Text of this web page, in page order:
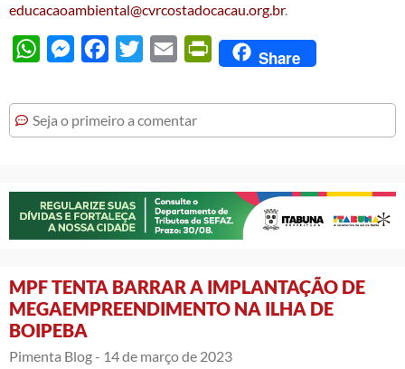
educacaoambiental@cvrcostadocacau.org.br.
WhatsAppMessengerFacebook
Twitter Email PrintFriendly
Share
Seja o primeiro a comentar
MPF TENTA BARRAR A IMPLANTAÇÃO DE
MEGAEMPREENDIMENTO NA ILHA DE
BOIPEBA
Pimenta Blog - 14 de março de 2023